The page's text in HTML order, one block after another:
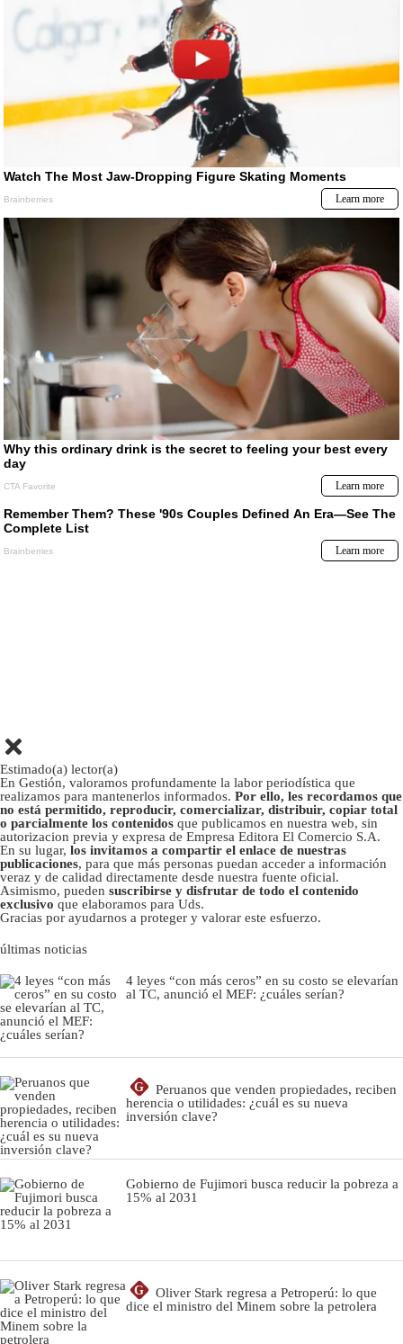
Estimado(a) lector(a)
En Gestión, valoramos profundamente la labor periodística que
realizamos para mantenerlos informados. Por ello, les recordamos que
no está permitido, reproducir, comercializar, distribuir, copiar total
o parcialmente los contenidos que publicamos en nuestra web, sin
autorizacion previa y expresa de Empresa Editora El Comercio S.A.
En su lugar, los invitamos a compartir el enlace de nuestras
publicaciones, para que más personas puedan acceder a información
veraz y de calidad directamente desde nuestra fuente oficial.
Asimismo, pueden suscribirse y disfrutar de todo el contenido
exclusivo que elaboramos para Uds.
Gracias por ayudarnos a proteger y valorar este esfuerzo.
últimas noticias
4 leyes “con más ceros” en su costo se elevarían
al TC, anunció el MEF: ¿cuáles serían?
G
Peruanos que venden propiedades, reciben
herencia o utilidades: ¿cuál es su nueva
inversión clave?
Gobierno de Fujimori busca reducir la pobreza a
15% al 2031
G
Oliver Stark regresa a Petroperú: lo que
dice el ministro del Minem sobre la petrolera